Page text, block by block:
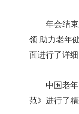
年会结束后
领 助力老年
面进行了详
中国老年医
范》进行了精